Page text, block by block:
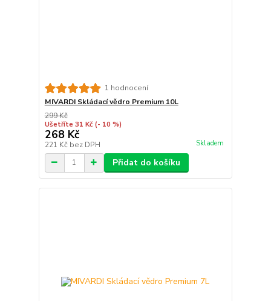
1 hodnocení
MIVARDI Skládací vědro Premium 10L
299 Kč
Ušetříte 31 Kč (- 10 %)
268 Kč
221 Kč bez DPH Skladem
Přidat do košíku